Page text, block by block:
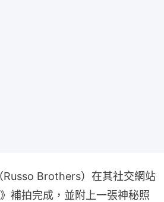
Russo Brothers）在其社交網站
補拍完成，並附上一張神秘照